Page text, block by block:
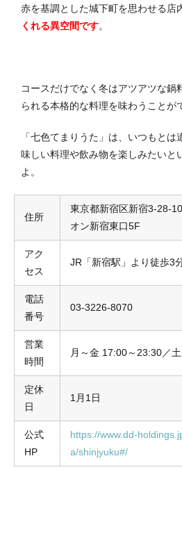
赤を基調とした城下町を思わせる店
くれる異空間です。
コースだけでなく冬はアツアツな鍋
られる本格的な料理を味わうことが
「七色てまりうた」は、いつもと
味しい料理や飲み物を楽しみたいと
よ。
住所
東京都新宿区新宿3-28-
オン新宿東口5F
アク
セス
JR「新宿駅」より徒歩3
電話
番号
03-3226-8070
営業
時間
月～金 17:00～23:30／
定休
日
1月1日
公式
HP
https://www.dd-
a/shinjyuku#/